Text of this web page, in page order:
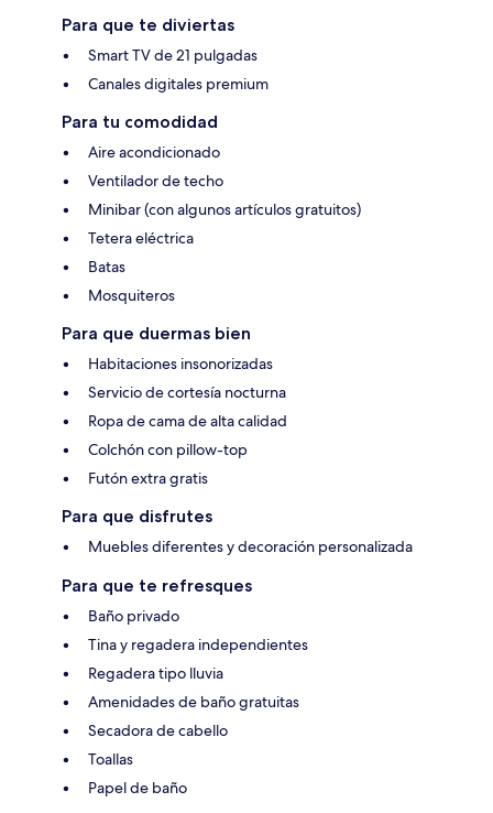
Para que te diviertas
Smart TV de 21 pulgadas
Canales digitales premium
Para tu comodidad
Aire acondicionado
Ventilador de techo
Minibar (con algunos artículos gratuitos)
Tetera eléctrica
Batas
Mosquiteros
Para que duermas bien
Habitaciones insonorizadas
Servicio de cortesía nocturna
Ropa de cama de alta calidad
Colchón con pillow-top
Futón extra gratis
Para que disfrutes
Muebles diferentes y decoración personalizada
Para que te refresques
Baño privado
Tina y regadera independientes
Regadera tipo lluvia
Amenidades de baño gratuitas
Secadora de cabello
Toallas
Papel de baño